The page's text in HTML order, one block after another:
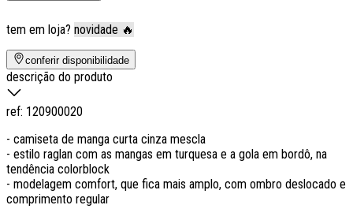
tem em loja? novidade 🔥
conferir disponibilidade
descrição do produto
ref: 120900020
- camiseta de manga curta cinza mescla
- estilo raglan com as mangas em turquesa e a gola em bordô, na
tendência colorblock
- modelagem comfort, que fica mais amplo, com ombro deslocado e
comprimento regular